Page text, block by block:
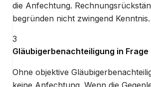
die Anfechtung.
begründen nicht zwingend Kenntnis.
3
Gläubigerbenachteiligung in Frage
Ohne objektive